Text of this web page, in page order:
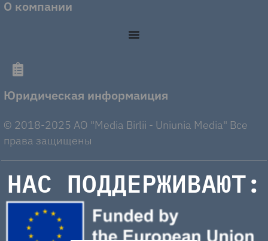
О компании
Юридическая информаиция
© 2018-2025 AO "Media Birlii - Uniunia Media" Все
права защищены
НАС ПОДДЕРЖИВАЮТ: